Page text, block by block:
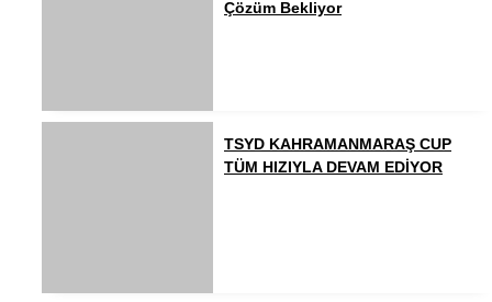
Çözüm Bekliyor
TSYD KAHRAMANMARAŞ CUP
TÜM HIZIYLA DEVAM EDİYOR